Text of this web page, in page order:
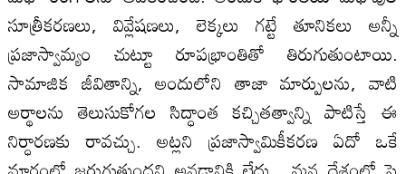
సూత్రీకరణలు, వివ్లేషణలు, లెక్కలు గట్టే తూనికలు అన్నీ
ప్రజాస్వామ్యం చుట్టూ రూపభ్రాంతితో తిరుగుతుంటాయి.
సామాజిక జీవితాన్ని, అందులోని తాజా మార్పులను, వాటి
అర్థాలను తెలుసుకోగల సిద్ధాంత కచ్చితత్వాన్ని పాటిస్తే ఈ
నిర్ధారణకు రావచ్చు. అట్లని ప్రజాస్వామికీకరణ ఏదో ఒకే